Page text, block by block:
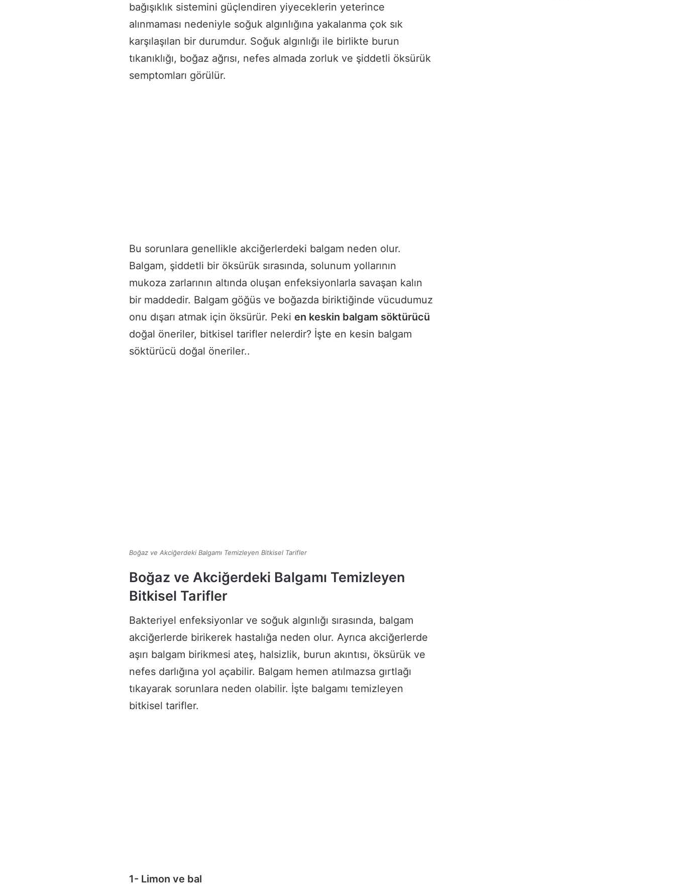
bağışıklık sistemini güçlendiren yiyeceklerin yeterince
alınmaması nedeniyle soğuk algınlığına yakalanma çok sık
karşılaşılan bir durumdur. Soğuk algınlığı ile birlikte burun
tıkanıklığı, boğaz ağrısı, nefes almada zorluk ve şiddetli öksürük
semptomları görülür.
Bu sorunlara genellikle akciğerlerdeki balgam neden olur.
Balgam, şiddetli bir öksürük sırasında, solunum yollarının
mukoza zarlarının altında oluşan enfeksiyonlarla savaşan kalın
bir maddedir. Balgam göğüs ve boğazda biriktiğinde vücudumuz
onu dışarı atmak için öksürür. Peki en keskin balgam söktürücü
doğal öneriler, bitkisel tarifler nelerdir? İşte en kesin balgam
söktürücü doğal öneriler..
Boğaz ve Akciğerdeki Balgamı Temizleyen Bitkisel Tarifler
Boğaz ve Akciğerdeki Balgamı Temizleyen
Bitkisel Tarifler
Bakteriyel enfeksiyonlar ve soğuk algınlığı sırasında, balgam
akciğerlerde birikerek hastalığa neden olur. Ayrıca akciğerlerde
aşırı balgam birikmesi ateş, halsizlik, burun akıntısı, öksürük ve
nefes darlığına yol açabilir. Balgam hemen atılmazsa gırtlağı
tıkayarak sorunlara neden olabilir. İşte balgamı temizleyen
bitkisel tarifler.
1- Limon ve bal